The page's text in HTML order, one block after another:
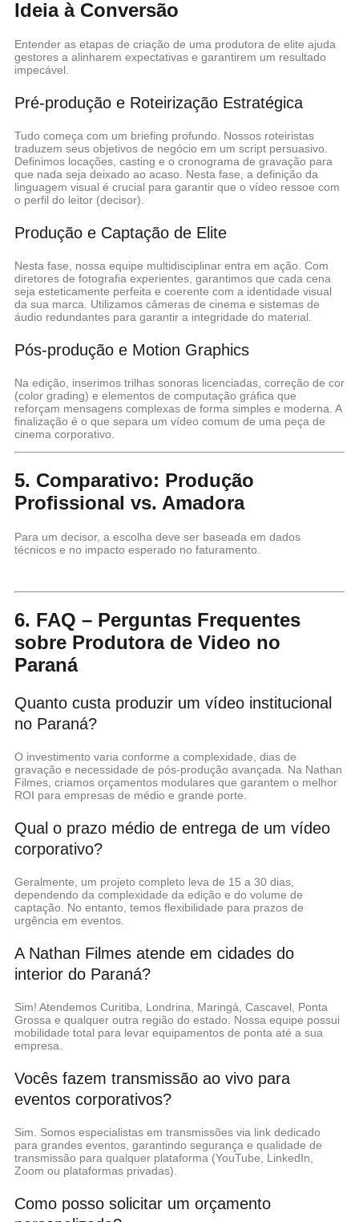
Ideia à Conversão
Entender as etapas de criação de uma produtora de elite ajuda
gestores a alinharem expectativas e garantirem um resultado
impecável.
Pré-produção e Roteirização Estratégica
Tudo começa com um briefing profundo. Nossos roteiristas
traduzem seus objetivos de negócio em um script persuasivo.
Definimos locações, casting e o cronograma de gravação para
que nada seja deixado ao acaso. Nesta fase, a definição da
linguagem visual é crucial para garantir que o vídeo ressoe com
o perfil do leitor (decisor).
Produção e Captação de Elite
Nesta fase, nossa equipe multidisciplinar entra em ação. Com
diretores de fotografia experientes, garantimos que cada cena
seja esteticamente perfeita e coerente com a identidade visual
da sua marca. Utilizamos câmeras de cinema e sistemas de
áudio redundantes para garantir a integridade do material.
Pós-produção e Motion Graphics
Na edição, inserimos trilhas sonoras licenciadas, correção de cor
(color grading) e elementos de computação gráfica que
reforçam mensagens complexas de forma simples e moderna. A
finalização é o que separa um vídeo comum de uma peça de
cinema corporativo.
5. Comparativo: Produção
Profissional vs. Amadora
Para um decisor, a escolha deve ser baseada em dados
técnicos e no impacto esperado no faturamento.
6. FAQ – Perguntas Frequentes
sobre Produtora de Video no
Paraná
Quanto custa produzir um vídeo institucional
no Paraná?
O investimento varia conforme a complexidade, dias de
gravação e necessidade de pós-produção avançada. Na Nathan
Filmes, criamos orçamentos modulares que garantem o melhor
ROI para empresas de médio e grande porte.
Qual o prazo médio de entrega de um vídeo
corporativo?
Geralmente, um projeto completo leva de 15 a 30 dias,
dependendo da complexidade da edição e do volume de
captação. No entanto, temos flexibilidade para prazos de
urgência em eventos.
A Nathan Filmes atende em cidades do
interior do Paraná?
Sim! Atendemos Curitiba, Londrina, Maringá, Cascavel, Ponta
Grossa e qualquer outra região do estado. Nossa equipe possui
mobilidade total para levar equipamentos de ponta até a sua
empresa.
Vocês fazem transmissão ao vivo para
eventos corporativos?
Sim. Somos especialistas em transmissões via link dedicado
para grandes eventos, garantindo segurança e qualidade de
transmissão para qualquer plataforma (YouTube, LinkedIn,
Zoom ou plataformas privadas).
Como posso solicitar um orçamento